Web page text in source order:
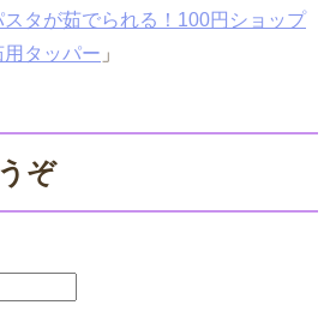
タが茹でられる！100円ショップ
タッパー 」
ぞ